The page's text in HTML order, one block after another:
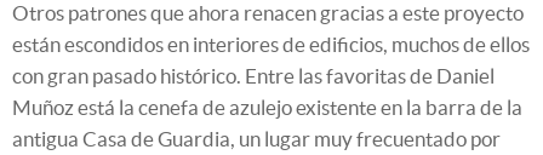
Otros patrones que ahora renacen gracias a este proyecto
están escondidos en interiores de edificios, muchos de ellos
con gran pasado histórico. Entre las favoritas de Daniel
Muñoz está la cenefa de azulejo existente en la barra de la
antigua Casa de Guardia, un lugar muy frecuentado por